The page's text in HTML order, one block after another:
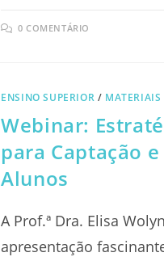
0 COMENTÁRIO
ENSINO SUPERIOR / MATERIAIS
Webinar:
para Captação
Alunos
A Prof.ª Dra. Elisa
apresentação